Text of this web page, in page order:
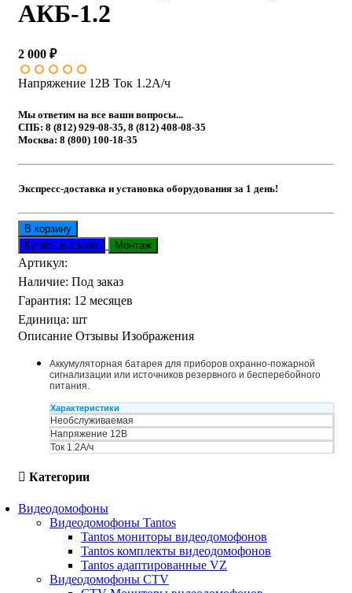
АКБ-1.2
2 000 ₽
Напряжение 12В Ток 1.2А/ч
Мы ответим на все ваши вопросы...
СПБ: 8 (812) 929-08-35, 8 (812) 408-08-35
Москва: 8 (800) 100-18-35
Экспресс-доставка и установка оборудования за 1 день!
Артикул:
Наличие: Под заказ
Гарантия: 12 месяцев
Единица: шт
Описание Отзывы Изображения
Аккумуляторная батарея для приборов охранно-пожарной
сигнализации или источников резервного и бесперебойного
питания.
Характеристики
Необслуживаемая
Напряжение 12В
Ток 1.2А/ч
Категории
Видеодомофоны
Видеодомофоны Tantos
Tantos мониторы видеодомофонов
Tantos комплекты видеодомофонов
Tantos адаптированные VZ
Видеодомофоны CTV